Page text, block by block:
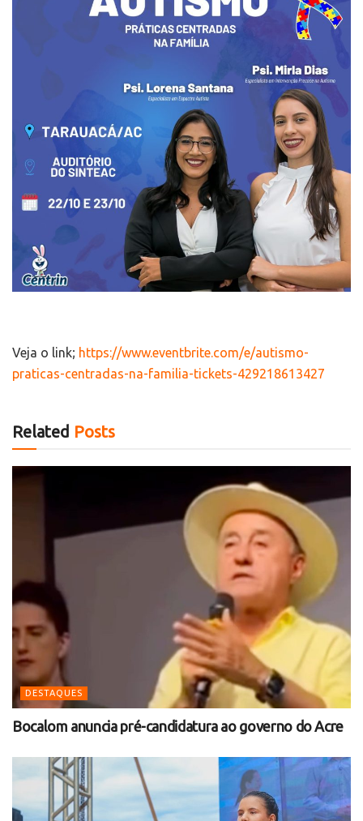
Veja o link; https://www.eventbrite.com/e/autismo-
praticas-centradas-na-familia-tickets-429218613427
Related Posts
DESTAQUES
Bocalom anuncia pré-candidatura ao governo do Acre